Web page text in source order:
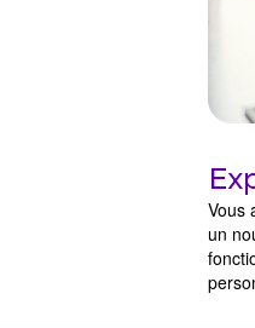
Vous
un